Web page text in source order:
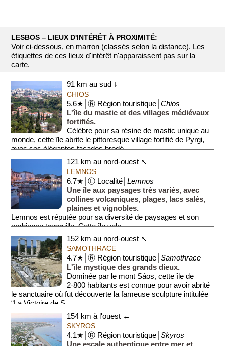
LESBOS ‒ LIEUX D'INTÉRÊT À PROXIMITÉ:
Voir ci-dessous, en marron (classés selon la distance). Les
étiquettes de ces lieux d'intérêt n'apparaissent pas sur la
carte.
91 km au sud ↓
CHIOS
5.6★│Ⓡ Région touristique│Chios
L'île du mastic et des villages médiévaux
fortifiés.
Célèbre pour sa résine de mastic unique au
monde, cette île abrite le pittoresque village fortifié de Pyrgi,
avec ses élégantes façades brodé...
121 km au nord-ouest ↖
LEMNOS
6.7★│Ⓛ Localité│Lemnos
Une île aux paysages très variés, avec
collines volcaniques, plages, lacs salés,
plaines et vignobles.
Lemnos est réputée pour sa diversité de paysages et son
ambiance tranquille. Cette île volc...
152 km au nord-ouest ↖
SAMOTHRACE
4.7★│Ⓡ Région touristique│Samothrace
L'île mystique des grands dieux.
Dominée par le mont Sáos, cette île de
2·800 habitants est connue pour avoir abrité
le sanctuaire où fut découverte la fameuse sculpture intitulée
“La Victoire de S...
154 km à l'ouest ←
SKYROS
4.1★│Ⓡ Région touristique│Skyros